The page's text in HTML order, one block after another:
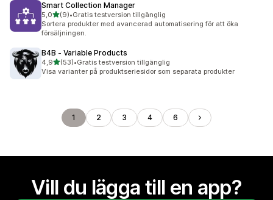
Smart Collection Manager
5,0av 5 stjärnor
(9)
9 recensioner totalt
•Gratis testversion tillgänglig
Sortera produkter med avancerad automatisering för att öka
försäljningen.
B4B ‑ Variable Products
4,9av 5 stjärnor
(53)
53 recensioner totalt
•Gratis testversion tillgänglig
Visa varianter på produktseriesidor som separata produkter
1 2 3 4 6
Vill du lägga till en app?